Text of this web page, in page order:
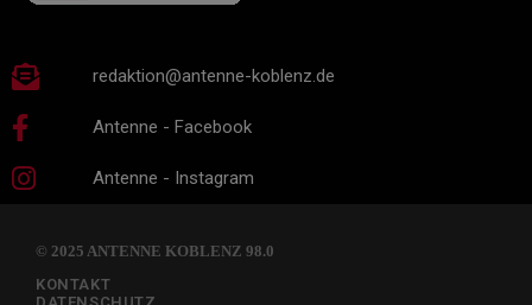
redaktion@antenne-koblenz.de
Antenne - Facebook
Antenne - Instagram
© 2025 ANTENNE KOBLENZ 98.0
KONTAKT